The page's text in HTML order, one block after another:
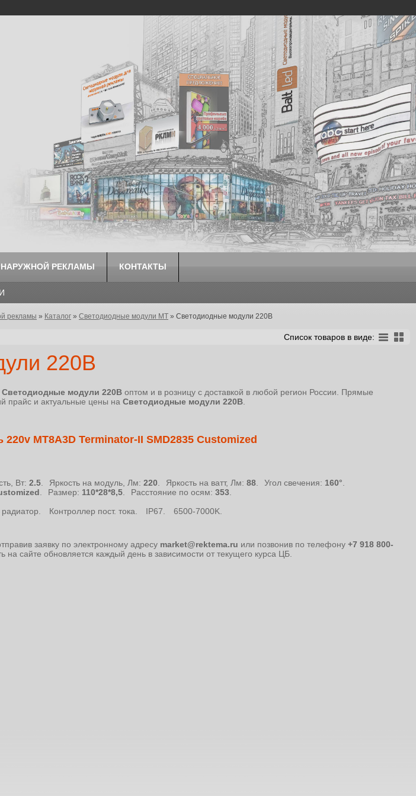
РЕКЛАМЫ КОНТАКТЫ
рекламы » Каталог » Светодиодные модули МТ » Светодиодные модули 220В
Список товаров в виде:
220В
Светодиодные модули 220В оптом и в розницу с доставкой в любой регион России. Прямые
прайс и актуальные цены на Светодиодные модули 220В
MT8A3D Terminator-II SMD2835 Customized
Вт: 2.5 Яркость на модуль, Лм: 220 Яркость на ватт, Лм: 88 Угол свечения: 160°
Размер: 110*28*8,5 Расстояние по осям: 353
Контроллер пост. тока. IP67. 6500-7000K.
заявку по электронному адресу market@rektema.ru или позвонив по телефону +7 918 800-
сайте обновляется каждый день в зависимости от текущего курса ЦБ.